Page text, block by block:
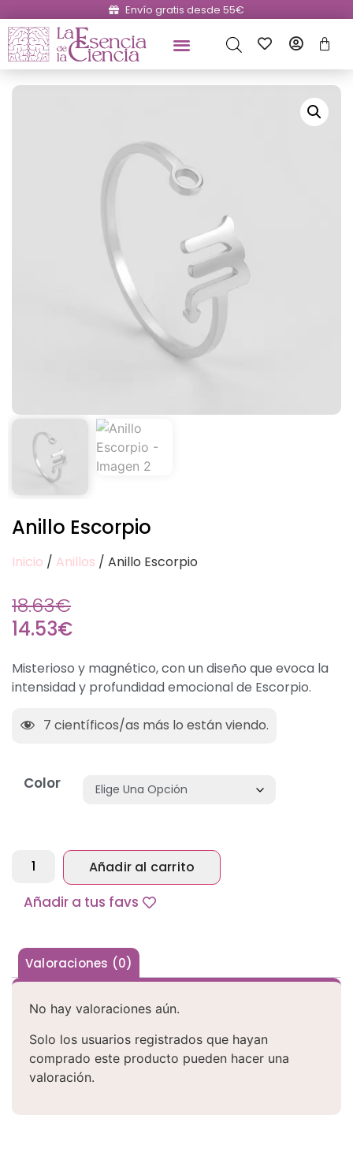
Envío gratis desde 55€
Anillo Escorpio
Inicio / Anillos / Anillo Escorpio
18.63€
14.53€
Misterioso y magnético, con un diseño que evoca la
intensidad y profundidad emocional de Escorpio.
7 científicos/as más lo están viendo.
Color
Añadir al carrito
Alternative:
Añadir a tus favs
Valoraciones (0)
No hay valoraciones aún.
Solo los usuarios registrados que hayan
comprado este producto pueden hacer una
valoración.